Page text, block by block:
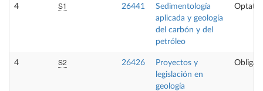
4 S1 26441
Sedimentología
aplicada y geología
del carbón y del
petróleo
4 S2 26426
Proyectos y
legislación en
geología